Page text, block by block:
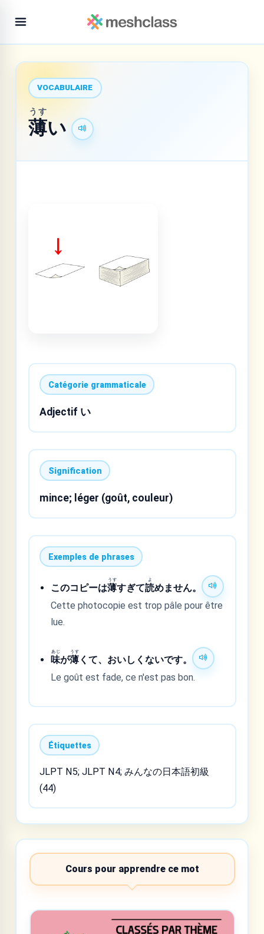
VOCABULAIRE
薄
うす
い
Catégorie grammaticale
Adjectif い
Signification
mince; léger (goût, couleur)
Exemples de phrases
このコピーは薄
うす
すぎて読
よ
めません。
Cette photocopie est trop pâle pour être
lue.
味
あじ
が薄
うす
くて、おいしくないです。
Le goût est fade, ce n'est pas bon.
Étiquettes
JLPT N5; JLPT N4; みんなの日本語初級
(44)
Cours pour apprendre ce mot